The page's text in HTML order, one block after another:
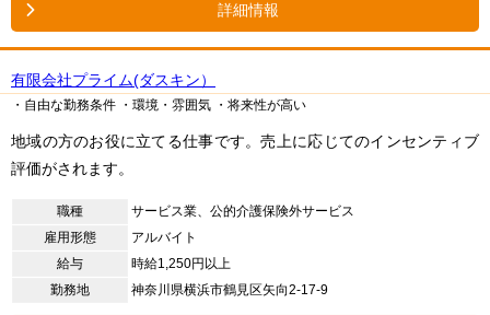
詳細情報
有限会社プライム(ダスキン）
・自由な勤務条件 ・環境・雰囲気 ・将来性が高い
地域の方のお役に立てる仕事です。売上に応じてのインセンティブ
評価がされます。
職種
サービス業、公的介護保険外サービス
雇用形態
アルバイト
給与
時給1,250円以上
勤務地
神奈川県横浜市鶴見区矢向2-17-9